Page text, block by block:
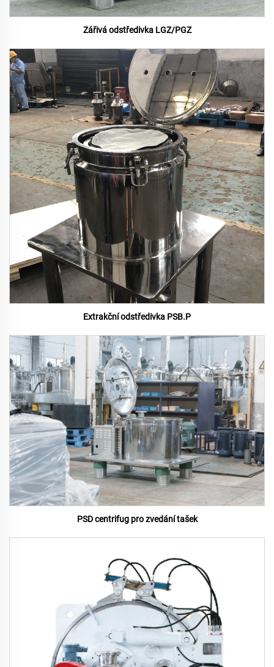
Zářivá odstředivka LGZ/PGZ
Extrakční odstředivka PSB.P
PSD centrifug pro zvedání tašek